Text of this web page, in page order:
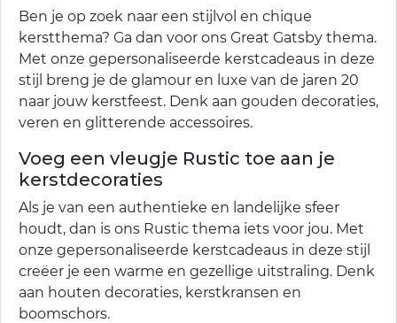
Ben je op zoek naar een stijlvol en chique
kerstthema? Ga dan voor ons Great Gatsby thema.
Met onze gepersonaliseerde kerstcadeaus in deze
stijl breng je de glamour en luxe van de jaren 20
naar jouw kerstfeest. Denk aan gouden decoraties,
veren en glitterende accessoires.
Voeg een vleugje Rustic toe aan je
kerstdecoraties
Als je van een authentieke en landelijke sfeer
houdt, dan is ons Rustic thema iets voor jou. Met
onze gepersonaliseerde kerstcadeaus in deze stijl
creëer je een warme en gezellige uitstraling. Denk
aan houten decoraties, kerstkransen en
boomschors.